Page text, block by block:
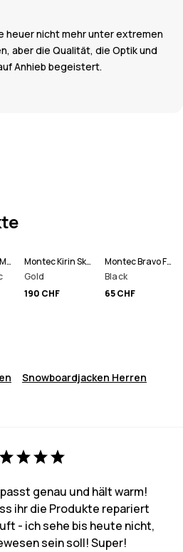
heuer nicht mehr unter extremen
aber die Qualität, die Optik und
Anhieb begeistert.
Montec Echo Mütze
Montec Kirin Skihose Herren
Gold
190 CHF
Montec Bravo Fleecepullover Herren
Black
65 CHF
Snowboardjacken Herren
genau und hält warm!
ihr die Produkte repariert
- ich sehe bis heute nicht,
sein soll! Super!